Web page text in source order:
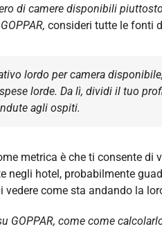
di camere disponibili
consideri tutte le fonti
lordo per camera
lorde. Da lì, dividi il tuo
agli ospiti.
metrica è che ti consente
negli hotel, probabilmente
vedere come sta andando la
GOPPAR, come come